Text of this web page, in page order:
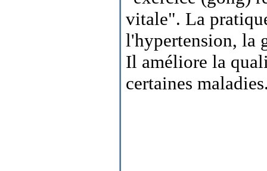
vitale". La
l'hypertension, la
Il améliore la
certaines